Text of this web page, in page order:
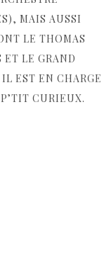
MAIS AUSSI
LE THOMAS
ET LE GRAND
EST EN CHARGE
CURIEUX.